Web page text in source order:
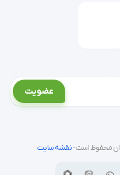
نظر گرفته شده است.
عضویت
محفوظ است -نقشه سایت